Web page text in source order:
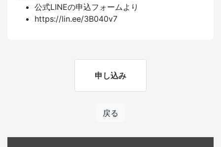
公式LINEの申込フォームより
https://lin.ee/3B040v7
申し込み
戻る